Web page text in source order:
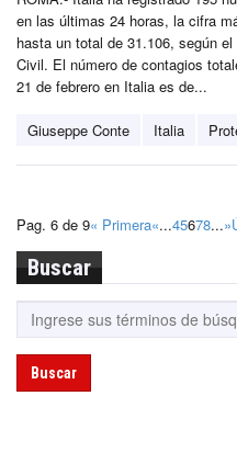
en las últimas 24 horas, la cifra
hasta un total de 31.106, según
Civil. El número de contagios
21 de febrero en Italia es de...
Giuseppe Conte Italia
Pag. 6 de 9« Primera«...45678...»
Buscar
Buscar